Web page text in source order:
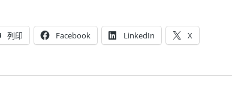
列印 Facebook LinkedIn X